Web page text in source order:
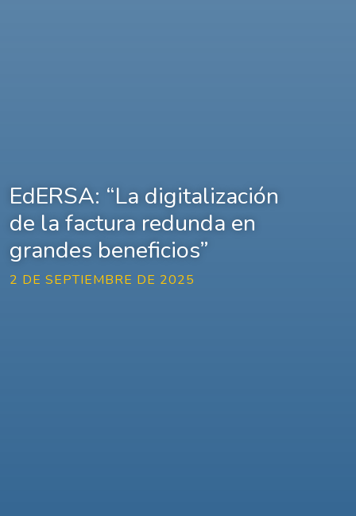
EdERSA: “La digitalización
de la factura redunda en
grandes beneficios”
2 DE SEPTIEMBRE DE 2025